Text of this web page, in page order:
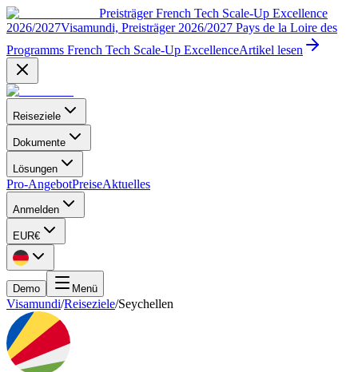
Preisträger French Tech Scale-Up Excellence
2026/2027Visamundi, Preisträger 2026/2027 Pays de la Loire des
Programms French Tech Scale-Up ExcellenceArtikel lesen
Reiseziele
Dokumente
Lösungen
Pro-AngebotPreiseAktuelles
Anmelden
EUR€
Demo Menü
Visamundi/Reiseziele/Seychellen